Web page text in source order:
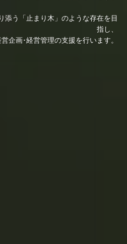
添う「止まり木」のような存在を目
指し、
企画･経営管理の支援を行います。
添う「止まり木」のような存在を目
指し、
企画･経営管理の支援を行います。
添う「止まり木」のような存在を目
指し、
企画･経営管理の支援を行います。